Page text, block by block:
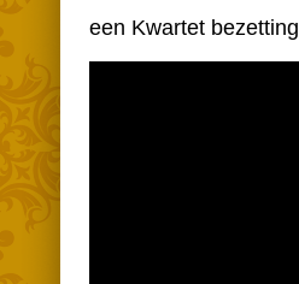
een Kwartet bezetting